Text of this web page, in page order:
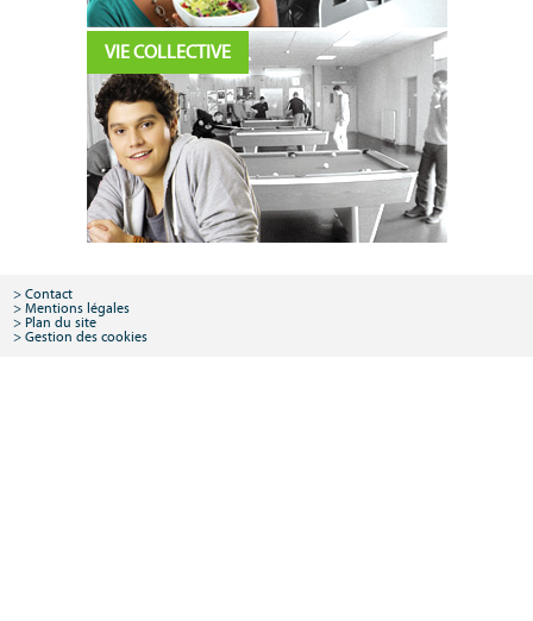
VIE COLLECTIVE
Contact
Mentions légales
Plan du site
Gestion des cookies